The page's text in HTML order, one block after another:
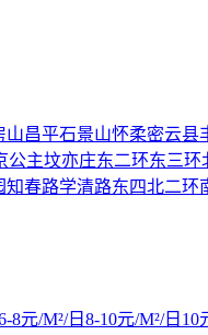
山昌平石景山怀柔密云县
公主坟亦庄东二环东三环
知春路学清路东四北二环
8元/M²/日 8-10元/M²/日 10